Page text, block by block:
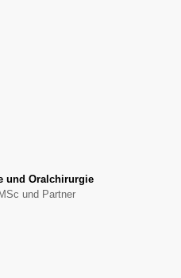
und Oralchirurgie
und Partner